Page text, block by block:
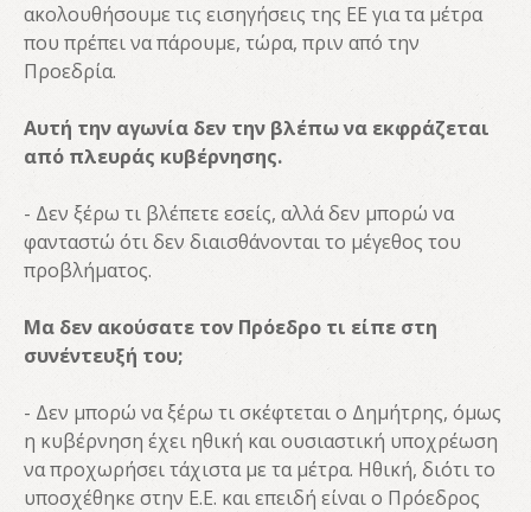
ακολουθήσουμε τις εισηγήσεις της ΕΕ για τα μέτρα
που πρέπει να πάρουμε, τώρα, πριν από την
Προεδρία.
Αυτή την αγωνία δεν την βλέπω να εκφράζεται
από πλευράς κυβέρνησης.
- Δεν ξέρω τι βλέπετε εσείς, αλλά δεν μπορώ να
φανταστώ ότι δεν διαισθάνονται το μέγεθος του
προβλήματος.
Μα δεν ακούσατε τον Πρόεδρο τι είπε στη
συνέντευξή του;
- Δεν μπορώ να ξέρω τι σκέφτεται ο Δημήτρης, όμως
η κυβέρνηση έχει ηθική και ουσιαστική υποχρέωση
να προχωρήσει τάχιστα με τα μέτρα. Ηθική, διότι το
υποσχέθηκε στην Ε.Ε. και επειδή είναι ο Πρόεδρος